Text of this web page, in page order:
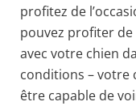
profitez de
pouvez profiter de
avec votre chien
conditions – votre
être capable de